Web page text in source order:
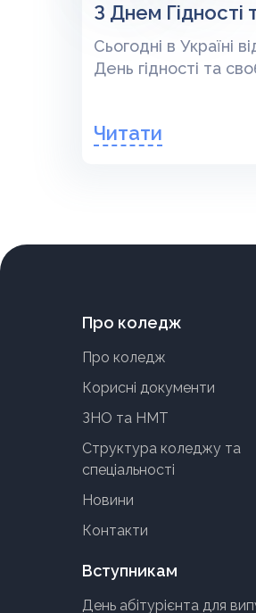
З Днем Гідності
Сьогодні в Україні
День гідності та
Читати
Про коледж
Про коледж
Корисні документи
ЗНО та НМТ
Структура коледжу та
спеціальності
Новини
Контакти
Вступникам
День абітурієнта для